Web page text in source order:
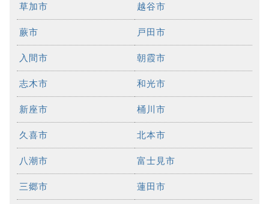
草加市 越谷市
蕨市 戸田市
入間市 朝霞市
志木市 和光市
新座市 桶川市
久喜市 北本市
八潮市 富士見市
三郷市 蓮田市